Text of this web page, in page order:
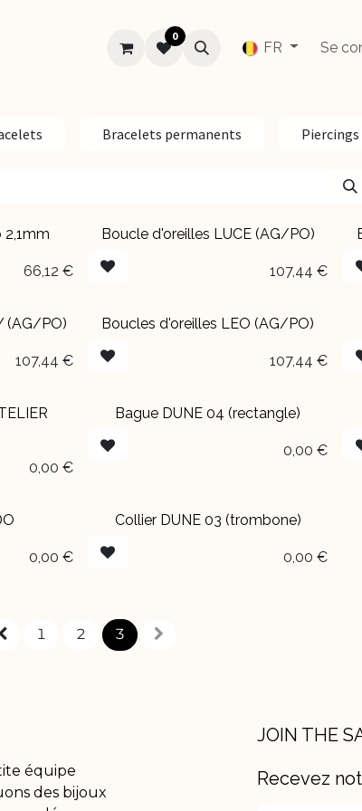
À PROPOS Aide
0
FR Se
Bracelets permanents Piercings
2,1mm
66,12 €
Boucle d'oreilles LUCE (AG/PO)
107,44 €
(AG/PO)
107,44 €
Boucles d'oreilles LEO (AG/PO)
107,44 €
0,00 €
EN BOUTIQUE
Bague DUNE 04 (rectangle)
0,00 €
0,00 €
EN BOUTIQUE
Collier DUNE 03 (trombone)
0,00 €
1 2 3
équipe
des bijoux
JOIN THE
Recevez